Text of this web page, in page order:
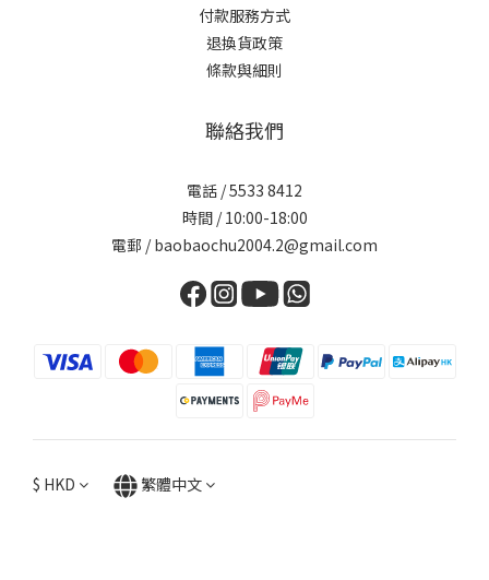
付款服務方式
退換貨政策
條款與細則
聯絡我們
電話 / 5533 8412
時間 / 10:00-18:00
電郵 / baobaochu2004.2@gmail.com
$ HKD 繁體中文